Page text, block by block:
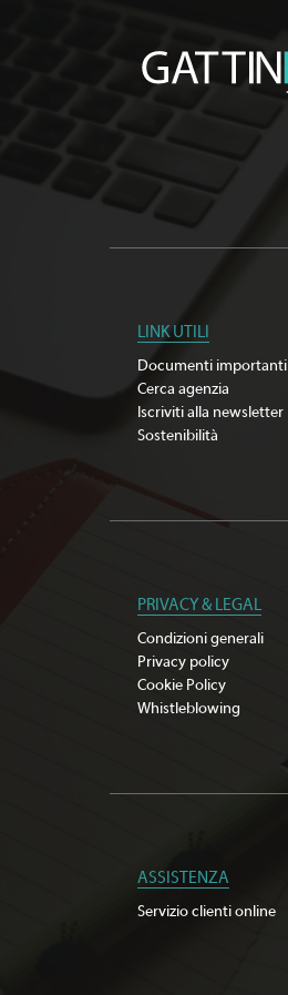
LINK UTILI
Documenti importanti
Cerca agenzia
Iscriviti alla newsletter
Sostenibilità
PRIVACY & LEGAL
Condizioni generali
Privacy policy
Cookie Policy
Whistleblowing
ASSISTENZA
Servizio clienti online